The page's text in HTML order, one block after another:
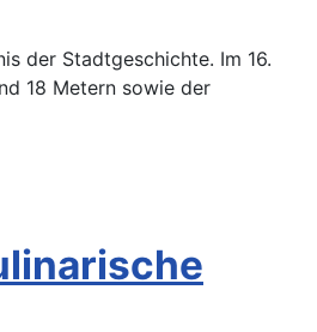
der Stadtgeschichte. Im 16.
18 Metern sowie der